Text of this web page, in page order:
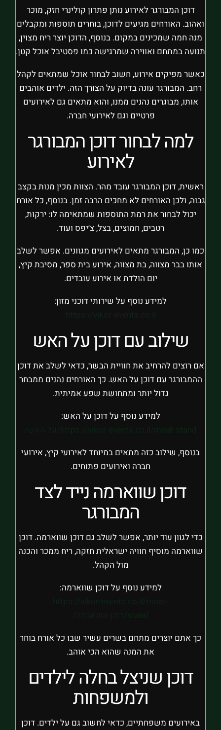
דוכן המבורגר לאירוע נותן פתרון קולינרי חזק, מוכר
ואהוב. האורחים מגיעים לדוכן, בוחרים תוספות ומקבלים
מנה חמה שמכינים במקום. בנוסף, הדוכן יוצר ריח מצוין,
תנועה במתחם ואווירה שמרגישה כמו פסטיבל אוכל קטן.
כאשר מפיקים אירוע, חשוב לבחור אוכל שמתאים לקהל
רחב. המבורגר עונה בדיוק על הצורך הזה. ילדים אוהבים
אותו, מבוגרים נהנים ממנו, והוא מתאים גם לאירועים
פרטיים וגם לאירועי חברה.
למה לבחור דוכן המבורגר
לאירוע
ראשית, דוכן המבורגר עובד מהר. הצוות מכין מנות בקצב
גבוה, ולכן האורחים לא מחכים הרבה זמן. בנוסף, כל אורח
יכול לבחור את רמת התוספות שמתאימה לו: ירקות,
רטבים, חמוצים, בצל, צ׳יפס ועוד.
כמו כן, המבורגר מתאים לאירועים מגוונים. אפשר לשלב
אותו בבר מצווה, בת מצווה, אירוע בית ספר, מסיבת קיץ,
יום הולדת או אירוע עובדים.
למידע נוסף על שירותי דוכני מזון:
שילוב עם דוכן על האש
אם רוצים להרחיב את חוויית הבשר, כדאי לשלב את דוכן
ההמבורגר עם דוכן על האש. כך האורחים נהנים ממבחר
גדול יותר ומתחושת שפע אמיתית.
למידע נוסף על דוכן על האש:
בנוסף, שילוב כזה מתאים במיוחד לאירועי קיץ, אירועי
חברה ואירועים פתוחים.
דוכן שווארמה נייד לצד
המבורגר
כדי לגוון עוד יותר, אפשר לשלב גם דוכן שווארמה. דוכן
שווארמה מוסיף חוויה ישראלית חזקה, ריח ממכר והכנה
מול הקהל.
למידע נוסף על דוכן שווארמה:
כך אתם יוצרים מתחם בשרים עשיר שבו כל אורח בוחר
את המנה שהוא הכי אוהב.
דוכן שניצל בחלה לילדים
ולמשפחות
באירועים משפחתיים, כדאי לחשוב גם על ילדים. דוכן